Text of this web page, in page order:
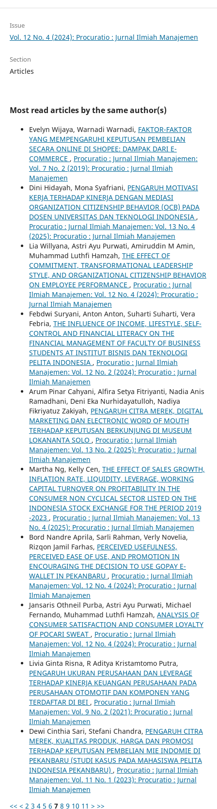
Issue
Vol. 12 No. 4 (2024): Procuratio : Jurnal Ilmiah Manajemen
Section
Articles
Most read articles by the same author(s)
Evelyn Wijaya, Warnadi Warnadi, FAKTOR-FAKTOR
YANG MEMPENGARUHI KEPUTUSAN PEMBELIAN
SECARA ONLINE DI SHOPEE: DAMPAK DARI E-
COMMERCE , Procuratio : Jurnal Ilmiah Manajemen:
Vol. 7 No. 2 (2019): Procuratio : Jurnal Ilmiah
Manajemen
Dini Hidayah, Mona Syafriani, PENGARUH MOTIVASI
KERJA TERHADAP KINERJA DENGAN MEDIASI
ORGANIZATION CITIZENSHIP BEHAVIOR (OCB) PADA
DOSEN UNIVERSITAS DAN TEKNOLOGI INDONESIA ,
Procuratio : Jurnal Ilmiah Manajemen: Vol. 13 No. 4
(2025): Procuratio : Jurnal Ilmiah Manajemen
Lia Willyana, Astri Ayu Purwati, Amiruddin M Amin,
Muhammad Luthfi Hamzah, THE EFFECT OF
COMMITMENT, TRANSFORMATIONAL LEADERSHIP
STYLE, AND ORGANIZATIONAL CITIZENSHIP BEHAVIOR
ON EMPLOYEE PERFORMANCE , Procuratio : Jurnal
Ilmiah Manajemen: Vol. 12 No. 4 (2024): Procuratio :
Jurnal Ilmiah Manajemen
Febdwi Suryani, Anton Anton, Suharti Suharti, Vera
Febria, THE INFLUENCE OF INCOME, LIFESTYLE, SELF-
CONTROL AND FINANCIAL LITERACY ON THE
FINANCIAL MANAGEMENT OF FACULTY OF BUSINESS
STUDENTS AT INSTITUT BISNIS DAN TEKNOLOGI
PELITA INDONESIA , Procuratio : Jurnal Ilmiah
Manajemen: Vol. 12 No. 2 (2024): Procuratio : Jurnal
Ilmiah Manajemen
Arum Pinar Cahyani, Alfira Setya Fitriyanti, Nadia Anis
Ramadhani, Deni Eka Nurhidayatulloh, Nadiya
Fikriyatuz Zakiyah, PENGARUH CITRA MEREK, DIGITAL
MARKETING DAN ELECTRONIC WORD OF MOUTH
TERHADAP KEPUTUSAN BERKUNJUNG DI MUSEUM
LOKANANTA SOLO , Procuratio : Jurnal Ilmiah
Manajemen: Vol. 13 No. 2 (2025): Procuratio : Jurnal
Ilmiah Manajemen
Martha Ng, Kelly Cen, THE EFFECT OF SALES GROWTH,
INFLATION RATE, LIQUIDITY, LEVERAGE, WORKING
CAPITAL TURNOVER ON PROFITABILITY IN THE
CONSUMER NON CYCLICAL SECTOR LISTED ON THE
INDONESIA STOCK EXCHANGE FOR THE PERIOD 2019
-2023 , Procuratio : Jurnal Ilmiah Manajemen: Vol. 13
No. 4 (2025): Procuratio : Jurnal Ilmiah Manajemen
Bord Nandre Aprila, Sarli Rahman, Verly Novelia,
Rizqon Jamil Farhas, PERCEIVED USEFULNESS,
PERCEIVED EASE OF USE, AND PROMOTION IN
ENCOURAGING THE DECISION TO USE GOPAY E-
WALLET IN PEKANBARU , Procuratio : Jurnal Ilmiah
Manajemen: Vol. 12 No. 4 (2024): Procuratio : Jurnal
Ilmiah Manajemen
Jansaris Othneil Purba, Astri Ayu Purwati, Michael
Fernando, Muhammad Luthfi Hamzah, ANALYSIS OF
CONSUMER SATISFACTION AND CONSUMER LOYALTY
OF POCARI SWEAT , Procuratio : Jurnal Ilmiah
Manajemen: Vol. 12 No. 4 (2024): Procuratio : Jurnal
Ilmiah Manajemen
Livia Ginta Risna, R Aditya Kristamtomo Putra,
PENGARUH UKURAN PERUSAHAAN DAN LEVERAGE
TERHADAP KINERJA KEUANGAN PERUSAHAAN PADA
PERUSAHAAN OTOMOTIF DAN KOMPONEN YANG
TERDAFTAR DI BEI , Procuratio : Jurnal Ilmiah
Manajemen: Vol. 9 No. 2 (2021): Procuratio : Jurnal
Ilmiah Manajemen
Dewi Cinthia Sari, Stefani Chandra, PENGARUH CITRA
MEREK, KUALITAS PRODUK, HARGA DAN PROMOSI
TERHADAP KEPUTUSAN PEMBELIAN MIE INDOMIE DI
PEKANBARU (STUDI KASUS PADA MAHASISWA PELITA
INDONESIA PEKANBARU) , Procuratio : Jurnal Ilmiah
Manajemen: Vol. 11 No. 1 (2023): Procuratio : Jurnal
Ilmiah Manajemen
<< < 2 3 4 5 6 7 8 9 10 11 > >>